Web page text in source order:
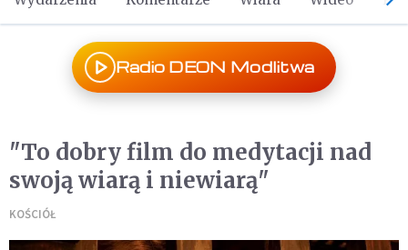
Radio DEON Modlitwa
"To dobry film do medytacji nad
swoją wiarą i niewiarą"
KOŚCIÓŁ